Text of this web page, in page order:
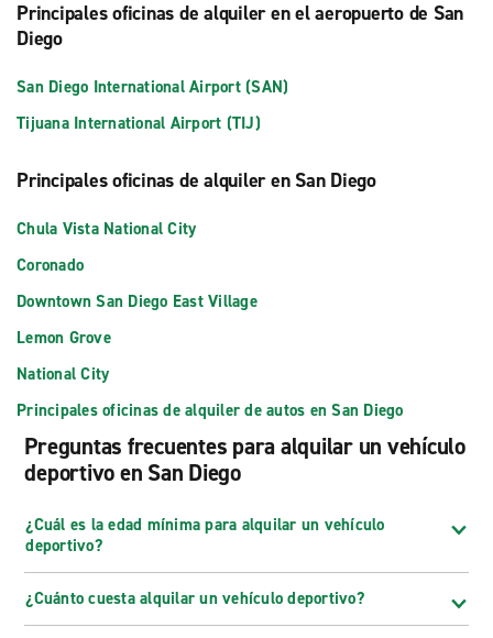
Principales oficinas de alquiler en el aeropuerto de San
Diego
San Diego International Airport (SAN)
Tijuana International Airport (TIJ)
Principales oficinas de alquiler en San Diego
Chula Vista National City
Coronado
Downtown San Diego East Village
Lemon Grove
National City
Principales oficinas de alquiler de autos en San Diego
Preguntas frecuentes para alquilar un vehículo
deportivo en San Diego
¿Cuál es la edad mínima para alquilar un vehículo
deportivo?
¿Cuánto cuesta alquilar un vehículo deportivo?